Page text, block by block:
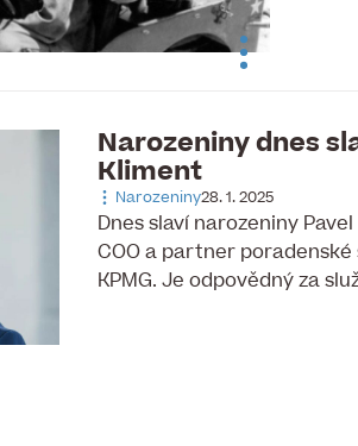
Narozeniny dnes
Kliment
Narozeniny28. 1. 2025
Dnes slaví narozeniny
COO a partner
KPMG. Je odpovědný za